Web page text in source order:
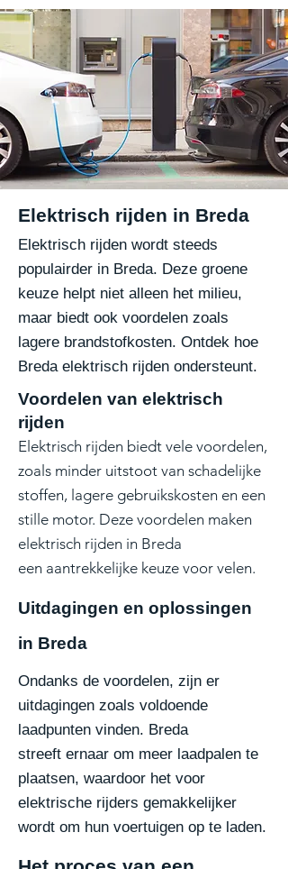
Elektrisch rijden in Breda
Elektrisch rijden wordt steeds
populairder in Breda. Deze groene
keuze helpt niet alleen het milieu,
maar biedt ook voordelen zoals
lagere brandstofkosten. Ontdek hoe
Breda elektrisch rijden ondersteunt.
Voordelen van elektrisch
rijden
Elektrisch rijden biedt vele voordelen,
zoals minder uitstoot van schadelijke
stoffen, lagere gebruikskosten en een
stille motor. Deze voordelen maken
elektrisch rijden in Breda
een aantrekkelijke keuze voor velen.
Uitdagingen en oplossingen
in Breda
Ondanks de voordelen, zijn er
uitdagingen zoals voldoende
laadpunten vinden. Breda
streeft ernaar om meer laadpalen te
plaatsen, waardoor het voor
elektrische rijders gemakkelijker
wordt om hun voertuigen op te laden.